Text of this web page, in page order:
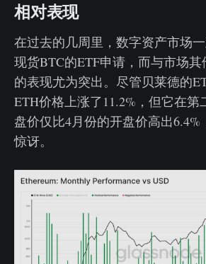
相对表现
在过去的几周里，数字资产市场
现货BTC的ETF申请，而与市场
的表现尤为突出。尽管贝莱德的
ETH价格上涨了11.2%，但它在第
盘价仅比4月份的开盘价高出6.4%
惊讶。